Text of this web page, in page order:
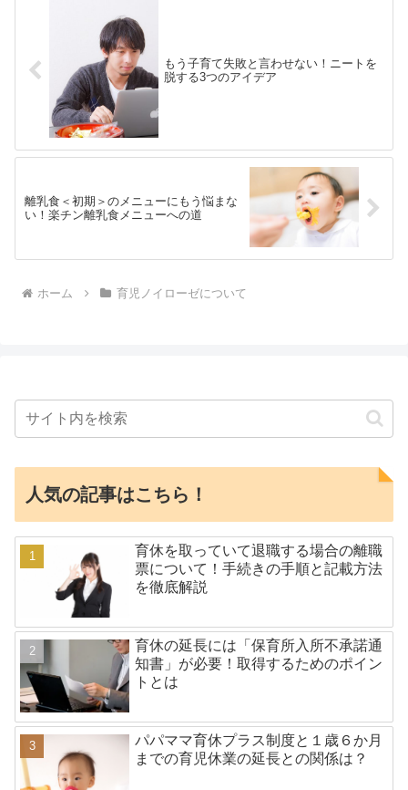
もう子育て失敗と言わせない！ニートを
脱する3つのアイデア
離乳食＜初期＞のメニューにもう悩まな
い！楽チン離乳食メニューへの道
ホーム 育児ノイローゼについて
人気の記事はこちら！
育休を取っていて退職する場合の離職
票について！手続きの手順と記載方法
を徹底解説
育休の延長には「保育所入所不承諾通
知書」が必要！取得するためのポイン
トとは
パパママ育休プラス制度と１歳６か月
までの育児休業の延長との関係は？